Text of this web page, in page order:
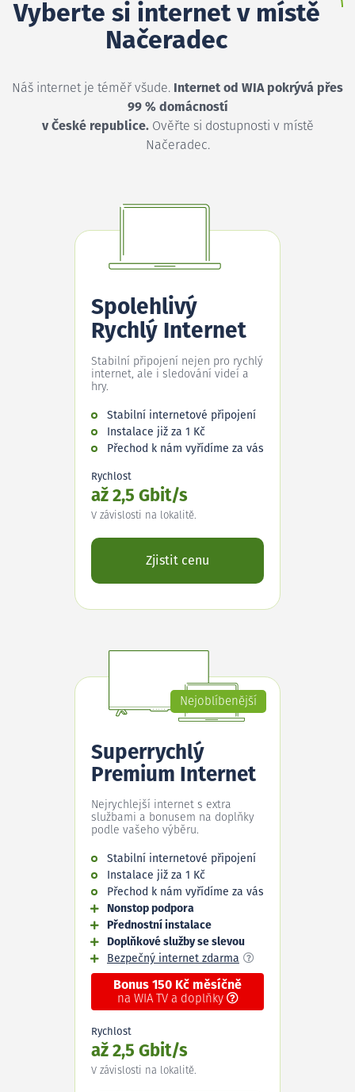
Vyberte si internet v místě
Načeradec
Náš internet je téměř všude. Internet od WIA pokrývá přes
99 % domácností
v České republice.Ověřte si dostupnosti v místě
Načeradec.
Spolehlivý
Rychlý Internet
Stabilní připojení nejen pro rychlý
internet, ale i sledování videí a
hry.
Stabilní internetové připojení
Instalace již za 1 Kč
Přechod k nám vyřídíme za vás
Rychlost
až 2,5 Gbit/s
V závislosti na lokalitě.
Zjistit cenu
Nejoblíbenější
Superrychlý
Premium Internet
Nejrychlejší internet s extra
službami a bonusem na doplňky
podle vašeho výběru.
Stabilní internetové připojení
Instalace již za 1 Kč
Přechod k nám vyřídíme za vás
Nonstop podpora
Přednostní instalace
Doplňkové služby se slevou
Bezpečný internet zdarma
Bonus 150 Kč měsíčně
na WIA TV a doplňky
Rychlost
až 2,5 Gbit/s
V závislosti na lokalitě.